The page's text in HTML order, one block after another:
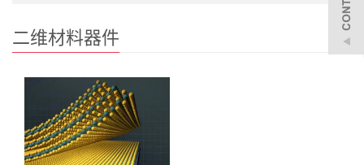
二维材料器件